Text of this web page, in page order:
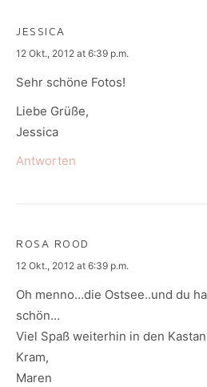
JESSICA
says:
12 Okt., 2012 at 6:39 p.m.
Sehr schöne Fotos!
Liebe Grüße,
Jessica
Antworten
ROSA ROOD
says:
12 Okt., 2012 at 6:39 p.m.
Oh menno…die Ostsee..und du
schön…
Viel Spaß weiterhin in den
Kram,
Maren